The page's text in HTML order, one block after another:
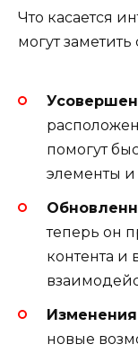
Что касается
могут
помогут
элементы и
теперь он
контента и
новые